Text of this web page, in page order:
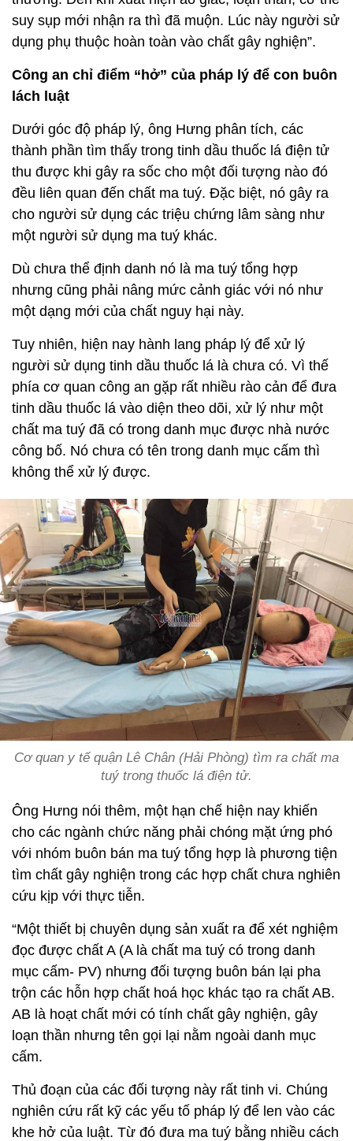
suy sụp mới nhận ra thì đã muộn. Lúc này người sử
dụng phụ thuộc hoàn toàn vào chất gây nghiện”.
Công an chỉ điểm “hở” của pháp lý để con buôn
lách luật
Dưới góc độ pháp lý, ông Hưng phân tích, các
thành phần tìm thấy trong tinh dầu thuốc lá điện tử
thu được khi gây ra sốc cho một đối tượng nào đó
đều liên quan đến chất ma tuý. Đặc biệt, nó gây ra
cho người sử dụng các triệu chứng lâm sàng như
một người sử dụng ma tuý khác.
Dù chưa thể định danh nó là ma tuý tổng hợp
nhưng cũng phải nâng mức cảnh giác với nó như
một dạng mới của chất nguy hại này.
Tuy nhiên, hiện nay hành lang pháp lý để xử lý
người sử dụng tinh dầu thuốc lá là chưa có. Vì thế
phía cơ quan công an gặp rất nhiều rào cản để đưa
tinh dầu thuốc lá vào diện theo dõi, xử lý như một
chất ma tuý đã có trong danh mục được nhà nước
công bố. Nó chưa có tên trong danh mục cấm thì
không thể xử lý được.
Cơ quan y tế quận Lê Chân (Hải Phòng) tìm ra chất ma
tuý trong thuốc lá điện tử.
Ông Hưng nói thêm, một hạn chế hiện nay khiến
cho các ngành chức năng phải chóng mặt ứng phó
với nhóm buôn bán ma tuý tổng hợp là phương tiện
tìm chất gây nghiện trong các hợp chất chưa nghiên
cứu kịp với thực tiễn.
“Một thiết bị chuyên dụng sản xuất ra để xét nghiệm
đọc được chất A (A là chất ma tuý có trong danh
mục cấm- PV) nhưng đối tượng buôn bán lại pha
trộn các hỗn hợp chất hoá học khác tạo ra chất AB.
AB là hoạt chất mới có tính chất gây nghiện, gây
loạn thần nhưng tên gọi lại nằm ngoài danh mục
cấm.
Thủ đoạn của các đối tượng này rất tinh vi. Chúng
nghiên cứu rất kỹ các yếu tố pháp lý để len vào các
khe hở của luật. Từ đó đưa ma tuý bằng nhiều cách